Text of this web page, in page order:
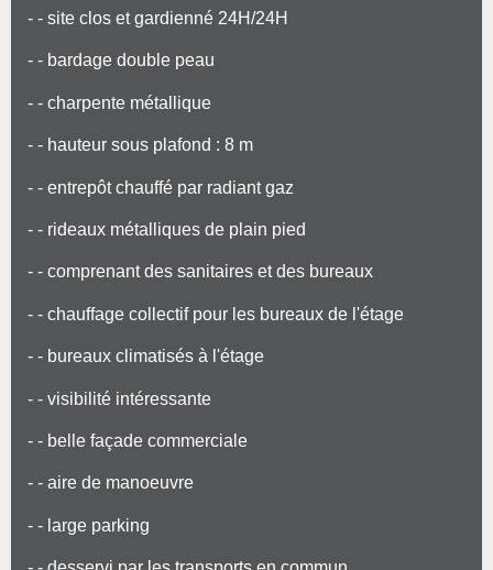
- - site clos et gardienné 24H/24H
- - bardage double peau
- - charpente métallique
- - hauteur sous plafond : 8 m
- - entrepôt chauffé par radiant gaz
- - rideaux métalliques de plain pied
- - comprenant des sanitaires et des bureaux
- - chauffage collectif pour les bureaux de l'étage
- - bureaux climatisés à l'étage
- - visibilité intéressante
- - belle façade commerciale
- - aire de manoeuvre
- - large parking